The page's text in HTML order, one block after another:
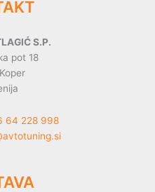
S.P.
pot 18
64 228 998